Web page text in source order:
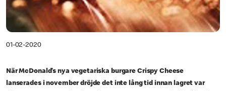
01-02-2020
När McDonald’s nya vegetariska burgare Crispy Cheese
lanserades i november dröjde det inte lång tid innan lagret var